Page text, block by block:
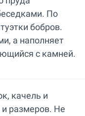
По
бобров.
а наполняет
с камней.
качель и
размеров. Не